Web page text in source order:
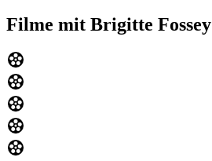
Filme mit Brigitte Fossey